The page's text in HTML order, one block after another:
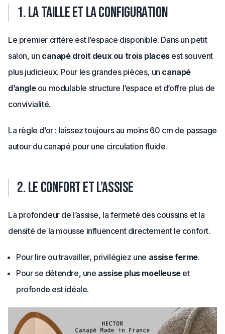
1. La taille et la configuration
Le premier critère est l’espace disponible. Dans un petit
salon, un canapé droit deux ou trois placesest souvent
plus judicieux. Pour les grandes pièces, un canapé
d’angleou modulable structure l’espace et d’offre plus de
convivialité.
La règle d’or : laissez toujours au moins 60 cm de passage
autour du canapé pour une circulation fluide.
2. Le confort et l’assise
La profondeur de l’assise, la fermeté des coussins et la
densité de la mousse influencent directement le confort.
Pour lire ou travailler, privilégiez une assise ferme.
Pour se détendre, une assise plus moelleuseet
profonde est idéale.